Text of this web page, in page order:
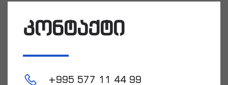
კონტაქტი
+995 577 11 44 99